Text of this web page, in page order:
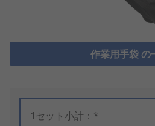
作業用手袋 の
1セット小計：*